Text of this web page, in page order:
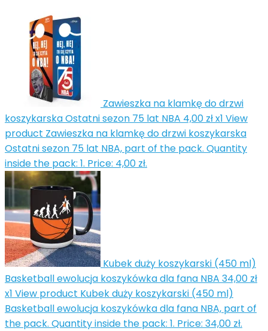
Zawieszka na klamkę do drzwi
koszykarska Ostatni sezon 75 lat NBA 4,00 złx1 View
product Zawieszka na klamkę do drzwi koszykarska
Ostatni sezon 75 lat NBA, part of the pack. Quantity
inside the pack: 1. Price: 4,00 zł.
Kubek duży koszykarski (450 ml)
Basketball ewolucja koszykówka dla fana NBA 34,00 zł
x1 View product Kubek duży koszykarski (450 ml)
Basketball ewolucja koszykówka dla fana NBA, part of
the pack. Quantity inside the pack: 1. Price: 34,00 zł.